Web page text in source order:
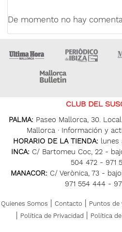
De momento no hay
Ultima Hora
CLUB DEL
PALMA: Paseo Mallorca, 30.
Mallorca · Información y
HORARIO DE LA TIENDA: lunes
INCA: C/ Bartomeu Coc, 22 -
504 472 - 971
MANACOR: C/ Verònica, 73 -
971 554 444 -
Quienes Somos Contacto Puntos de
Política de Privacidad Política